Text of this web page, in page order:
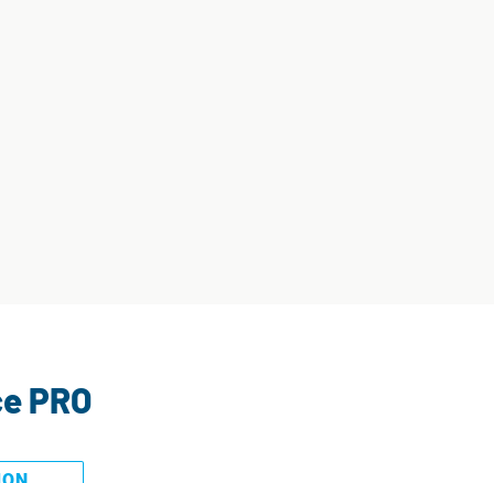
PRO